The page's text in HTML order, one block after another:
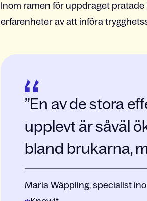
Inom ramen för uppdraget
erfarenheter av att införa
En av de stora
upplevt är såväl
bland brukarna,
Maria Wäppling, specialist